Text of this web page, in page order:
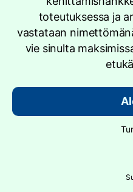
toteutuksessa ja
vastataan
vie sinulta